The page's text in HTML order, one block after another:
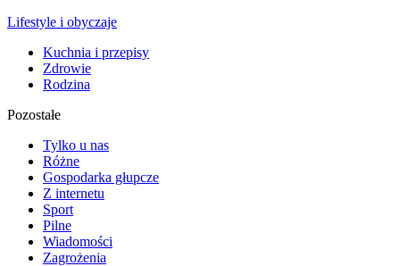
Lifestyle i obyczaje
Kuchnia i przepisy
Zdrowie
Rodzina
Pozostałe
Tylko u nas
Różne
Gospodarka głupcze
Z internetu
Sport
Pilne
Wiadomości
Zagrożenia